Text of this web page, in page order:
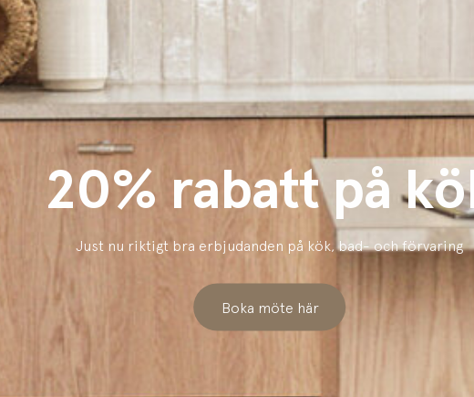
20% rabatt på
Just nu riktigt bra erbjudanden på kök, bad- och förvaring
Boka möte här